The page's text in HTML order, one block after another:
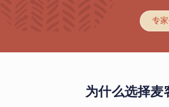
专
为什么选择麦